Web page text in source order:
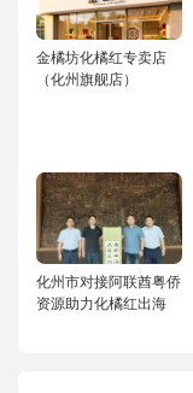
金橘坊化橘红专卖店
（化州旗舰店）
化州市对接阿联酋粤侨
资源助力化橘红出海